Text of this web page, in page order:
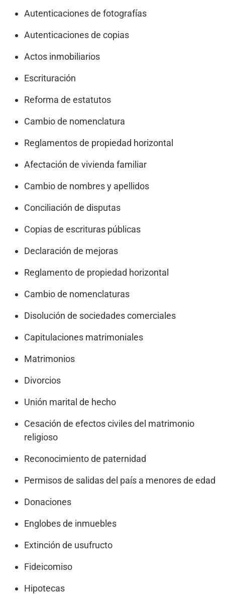
Autenticaciones de fotografías
Autenticaciones de copias
Actos inmobiliarios
Escrituración
Reforma de estatutos
Cambio de nomenclatura
Reglamentos de propiedad horizontal
Afectación de vivienda familiar
Cambio de nombres y apellidos
Conciliación de disputas
Copias de escrituras públicas
Declaración de mejoras
Reglamento de propiedad horizontal
Cambio de nomenclaturas
Disolución de sociedades comerciales
Capitulaciones matrimoniales
Matrimonios
Divorcios
Unión marital de hecho
Cesación de efectos civiles del matrimonio
religioso
Reconocimiento de paternidad
Permisos de salidas del país a menores de edad
Donaciones
Englobes de inmuebles
Extinción de usufructo
Fideicomiso
Hipotecas